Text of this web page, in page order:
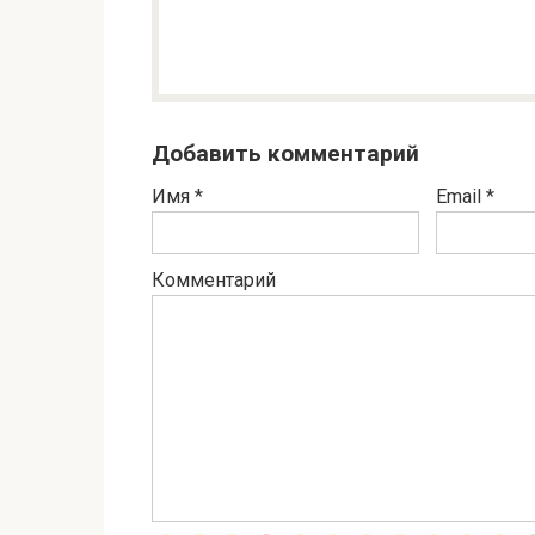
Добавить комментарий
Имя * Email *
Комментарий